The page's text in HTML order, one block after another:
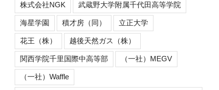
株式会社NGK 武蔵野大学附属千代田高等学院
海星学園 積才房（同） 立正大学
花王（株） 越後天然ガス（株）
関西学院千里国際中高等部 （一社）MEGV
（一社）Waffle